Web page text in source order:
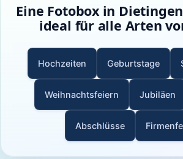
Eine Fotobox in
ideal für alle Arten
Hochzeiten Geburtstage
Weihnachtsfeiern Jubiläen
Abschlüsse